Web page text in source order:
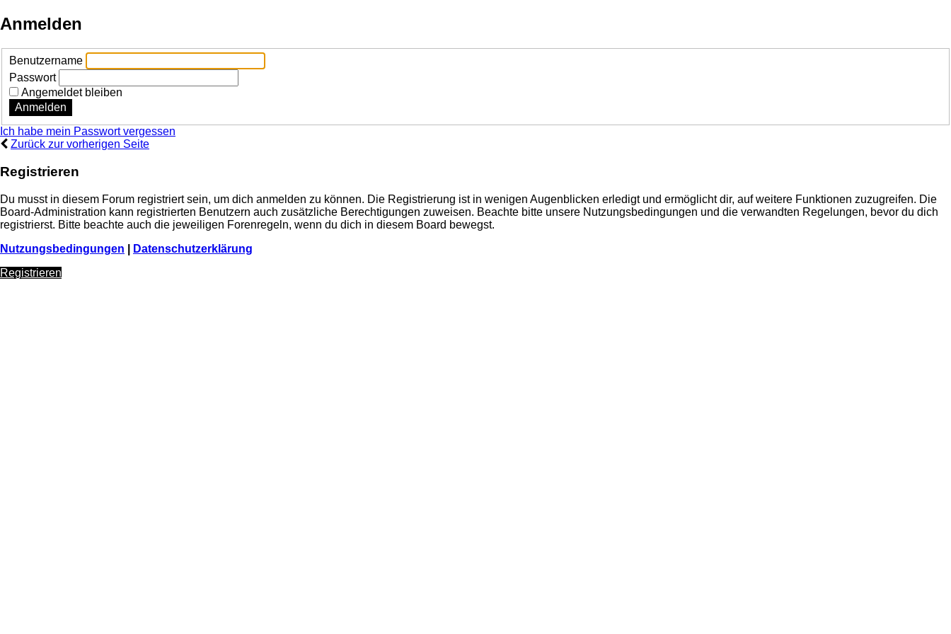
Anmelden
Benutzername
Passwort
Angemeldet bleiben
Ich habe mein Passwort vergessen
Zurück zur vorherigen Seite
Registrieren
Du musst in diesem Forum registriert sein, um dich anmelden zu können. Die Registrierung ist in wenigen Augenblicken erledigt und ermöglicht dir, auf weitere Funktionen zuzugreifen. Die
Board-Administration kann registrierten Benutzern auch zusätzliche Berechtigungen zuweisen. Beachte bitte unsere Nutzungsbedingungen und die verwandten Regelungen, bevor du dich
registrierst. Bitte beachte auch die jeweiligen Forenregeln, wenn du dich in diesem Board bewegst.
Nutzungsbedingungen
Datenschutzerklärung
Registrieren